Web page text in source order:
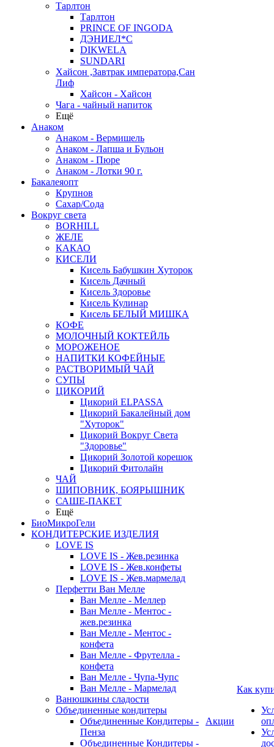
Тарлтон
Тарлтон
PRINCE OF INGODA
ДЭНИЕЛ*С
DIKWELA
SUNDARI
Хайсон ,Завтрак императора,Сан
Лиф
Хайсон - Хайсон
Чага - чайный напиток
Ещё
Анаком
Анаком - Вермишель
Анаком - Лапша и Бульон
Анаком - Пюре
Анаком - Лотки 90 г.
Бакалеяопт
Крупнов
Сахар/Сода
Вокруг света
BORHILL
ЖЕЛЕ
КАКАО
КИСЕЛИ
Кисель Бабушкин Хуторок
Кисель Дачный
Кисель Здоровье
Кисель Кулинар
Кисель БЕЛЫЙ МИШКА
КОФЕ
МОЛОЧНЫЙ КОКТЕЙЛЬ
МОРОЖЕНОЕ
НАПИТКИ КОФЕЙНЫЕ
РАСТВОРИМЫЙ ЧАЙ
СУПЫ
ЦИКОРИЙ
Цикорий ELPASSA
Цикорий Бакалейный дом
"Хуторок"
Цикорий Вокруг Света
"Здоровье"
Цикорий Золотой корешок
Цикорий Фитолайн
ЧАЙ
ШИПОВНИК, БОЯРЫШНИК
САШЕ-ПАКЕТ
Ещё
БиоМикроГели
КОНДИТЕРСКИЕ ИЗДЕЛИЯ
LOVE IS
LOVE IS - Жев.резинка
LOVE IS - Жев.конфеты
LOVE IS - Жев.мармелад
Перфетти Ван Мелле
Ван Мелле - Меллер
Ван Мелле - Ментос -
жев.резинка
Ван Мелле - Ментос -
конфета
Ван Мелле - Фрутелла -
конфета
Ван Мелле - Чупа-Чупс
Ван Мелле - Мармелад
Ванюшкины сладости
Объединенные кондитеры
Объединенные Кондитеры -
Пенза
Объединенные Кондитеры -
Акции
Как